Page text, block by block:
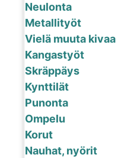
Neulonta
Metallityöt
Vielä muuta kivaa
Kangastyöt
Skräppäys
Kynttilät
Punonta
Ompelu
Korut
Nauhat, nyörit